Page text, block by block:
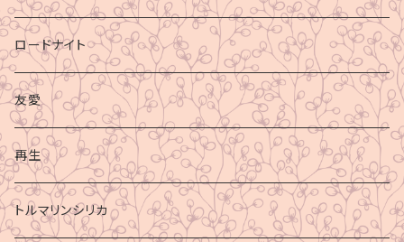
ロードナイト
友愛
再生
トルマリンシリカ